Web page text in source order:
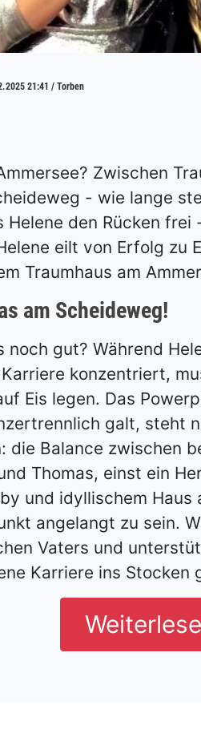
21:41 / Torben
Zwischen
- wie lange
Helene den Rücken
eilt von Erfolg zu
Traumhaus am
am Scheideweg!
noch gut? Während
konzentriert,
Eis legen. Das
galt, steht
die Balance zwischen
Thomas, einst ein
und idyllischem Haus
angelangt zu sein.
Vaters und
Karriere ins Stocken